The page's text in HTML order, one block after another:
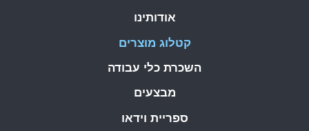
אודותינו
קטלוג מוצרים
השכרת כלי עבודה
מבצעים
ספריית וידאו